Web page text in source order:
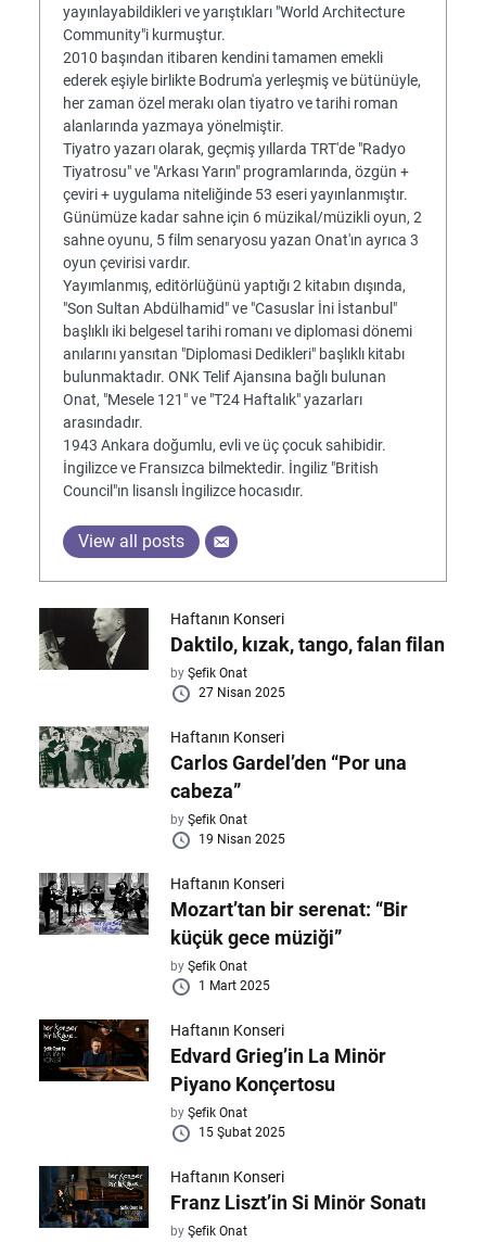
yayınlayabildikleri ve yarıştıkları "World Architecture
Community"i kurmuştur.
2010 başından itibaren kendini tamamen emekli
ederek eşiyle birlikte Bodrum'a yerleşmiş ve bütünüyle,
her zaman özel merakı olan tiyatro ve tarihi roman
alanlarında yazmaya yönelmiştir.
Tiyatro yazarı olarak, geçmiş yıllarda TRT'de "Radyo
Tiyatrosu" ve "Arkası Yarın" programlarında, özgün +
çeviri + uygulama niteliğinde 53 eseri yayınlanmıştır.
Günümüze kadar sahne için 6 müzikal/müzikli oyun, 2
sahne oyunu, 5 film senaryosu yazan Onat'ın ayrıca 3
oyun çevirisi vardır.
Yayımlanmış, editörlüğünü yaptığı 2 kitabın dışında,
"Son Sultan Abdülhamid" ve "Casuslar İni İstanbul"
başlıklı iki belgesel tarihi romanı ve diplomasi dönemi
anılarını yansıtan "Diplomasi Dedikleri" başlıklı kitabı
bulunmaktadır. ONK Telif Ajansına bağlı bulunan
Onat, "Mesele 121" ve "T24 Haftalık" yazarları
arasındadır.
1943 Ankara doğumlu, evli ve üç çocuk sahibidir.
İngilizce ve Fransızca bilmektedir. İngiliz "British
Council"ın lisanslı İngilizce hocasıdır.
View all posts
Haftanın Konseri
Daktilo, kızak, tango, falan filan
byŞefik Onat
27 Nisan 2025
Haftanın Konseri
Carlos Gardel’den “Por una
cabeza”
byŞefik Onat
19 Nisan 2025
Haftanın Konseri
Mozart’tan bir serenat: “Bir
küçük gece müziği”
byŞefik Onat
1 Mart 2025
Haftanın Konseri
Edvard Grieg’in La Minör
Piyano Konçertosu
byŞefik Onat
15 Şubat 2025
Haftanın Konseri
Franz Liszt’in Si Minör Sonatı
byŞefik Onat